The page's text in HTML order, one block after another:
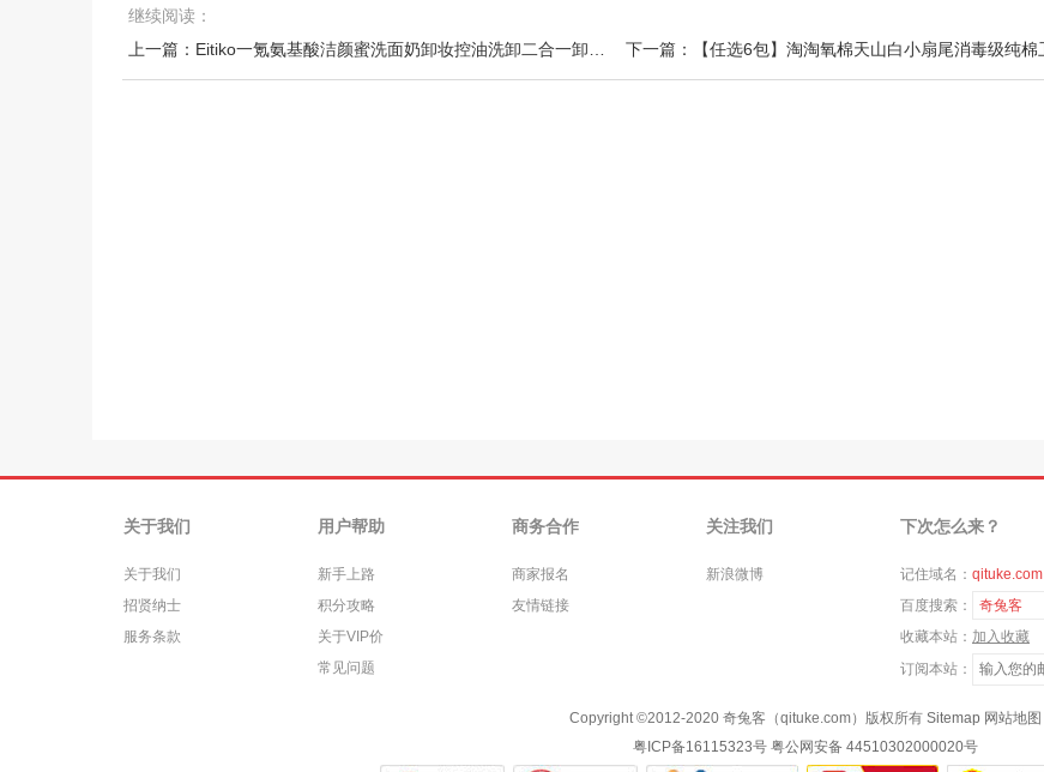
继续阅读：
关于我们
关于我们
招贤纳士
服务条款
用户帮助
新手上路
积分攻略
关于VIP价
常见问题
商务合作
商家报名
友情链接
关注我们
新浪微博
下次怎么来？
记住域名： qituke.com
百度搜索：
奇兔客
收藏本站： 加入收藏
订阅本站：
Copyright ©2012-2020 奇兔客（qituke.com）版权所有 Sitemap 网站地图
粤ICP备16115323号 粤公网安备 44510302000020号